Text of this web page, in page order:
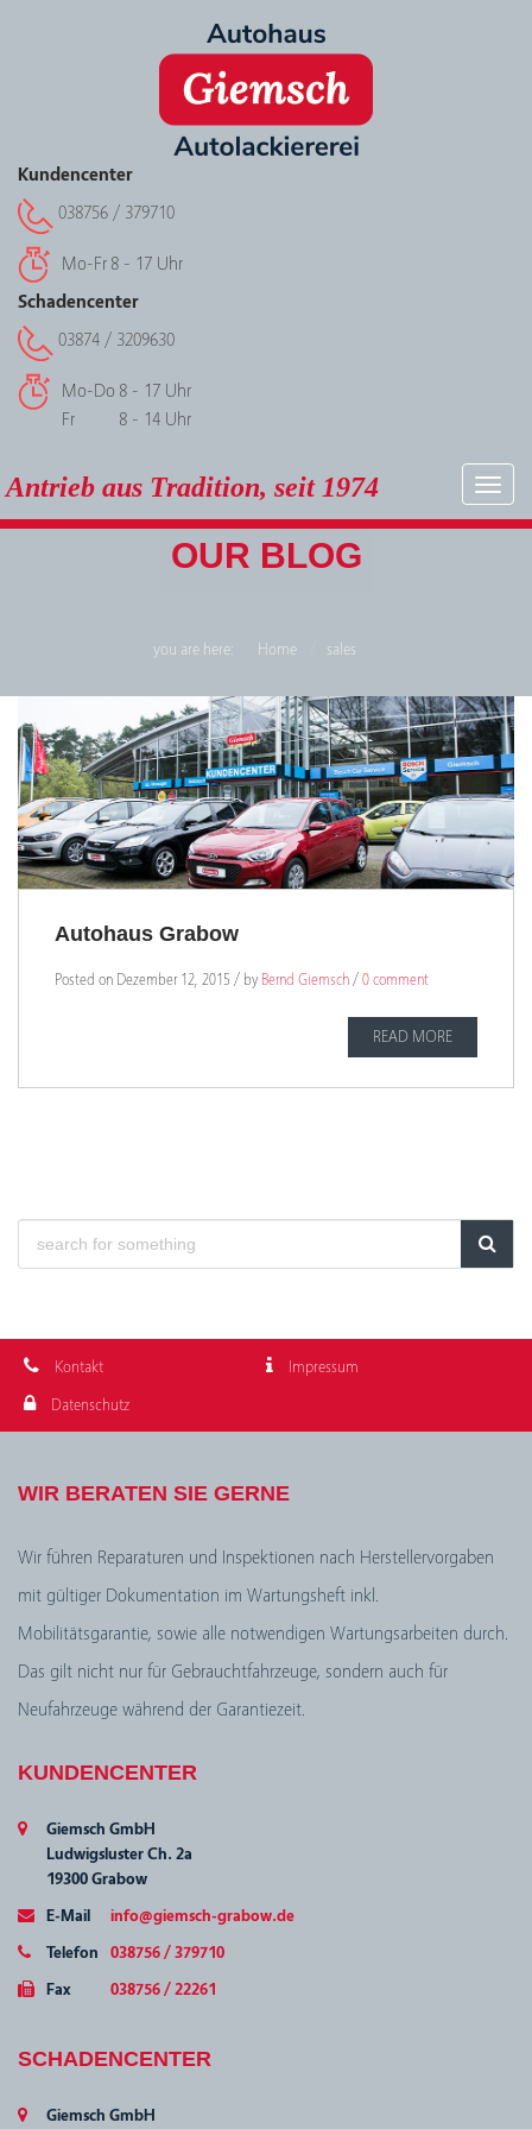
Kundencenter
038756 / 379710
Mo-Fr 8 - 17 Uhr
Schadencenter
03874 / 3209630
Mo-Do 8 - 17 Uhr
Fr
8 - 14 Uhr
Antrieb aus Tradition, seit 1974
OUR BLOG
you are here: Home sales
Autohaus Grabow
Posted on Dezember 12, 2015 / by Bernd Giemsch / 0 comment
READ MORE
Kontakt
Impressum
Datenschutz
WIR BERATEN SIE GERNE
Wir führen Reparaturen und Inspektionen nach Herstellervorgaben
mit gültiger Dokumentation im Wartungsheft inkl.
Mobilitätsgarantie, sowie alle notwendigen Wartungsarbeiten durch.
Das gilt nicht nur für Gebrauchtfahrzeuge, sondern auch für
Neufahrzeuge während der Garantiezeit.
KUNDENCENTER
Giemsch GmbH
Ludwigsluster Ch. 2a
19300 Grabow
E-Mail
info@giemsch-grabow.de
Telefon
038756 / 379710
Fax
038756 / 22261
SCHADENCENTER
Giemsch GmbH